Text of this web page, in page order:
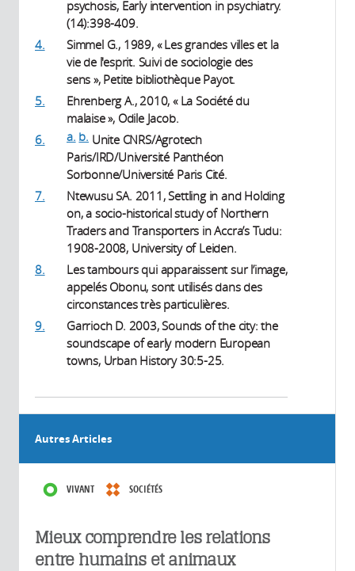
psychosis, Early intervention in psychiatry.
(14):398-409.
4.
Simmel G., 1989, « Les grandes villes et la
vie de l'esprit. Suivi de sociologie des
sens », Petite bibliothèque Payot.
5.
Ehrenberg A., 2010, « La Société du
malaise », Odile Jacob.
6.
a. b. Unite CNRS/Agrotech
Paris/IRD/Université Panthéon
Sorbonne/Université Paris Cité.
7.
Ntewusu SA. 2011, Settling in and Holding
on, a socio-historical study of Northern
Traders and Transporters in Accra’s Tudu:
1908-2008, University of Leiden.
8.
Les tambours qui apparaissent sur l’image,
appelés Obonu, sont utilisés dans des
circonstances très particulières.
9.
Garrioch D. 2003, Sounds of the city: the
soundscape of early modern European
towns, Urban History 30:5-25.
Autres Articles
VIVANT SOCIÉTÉS
Mieux comprendre les relations
entre humains et animaux